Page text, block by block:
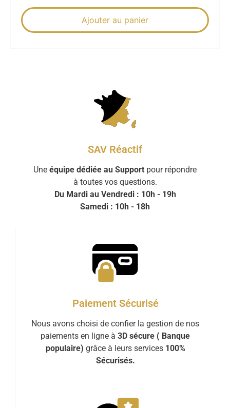
Ajouter au panier
SAV Réactif
Une équipe dédiée au Support pour répondre
à toutes vos questions.
Du Mardi au Vendredi : 10h - 19h
Samedi : 10h - 18h
Paiement Sécurisé
Nous avons choisi de confier la gestion de nos
paiements en ligne à 3D sécure ( Banque
populaire) grâce à leurs services 100%
Sécurisés.